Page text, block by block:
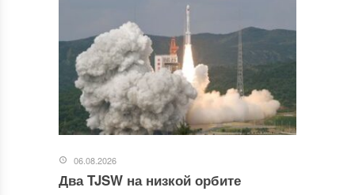
06.08.2026
Два TJSW на низкой орбите